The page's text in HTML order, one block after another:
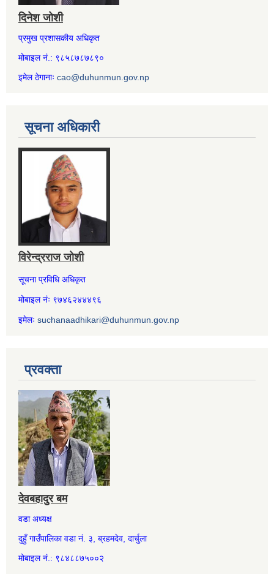
दिनेश जोशी
प्रमुख प्रशासकीय अधिकृत
मोबाइल नं.: ९८५८७८७८९०
इमेल ठेगानाः cao@duhunmun.gov.np
सूचना अधिकारी
विरेन्द्रराज जोशी
सूचना प्रविधि अधिकृत
मोबाइल नंः ९७४६२४४४९६
इमेलः suchanaadhikari@duhunmun.gov.np
प्रवक्ता
देवबहादुर बम
वडा अध्यक्ष
दुहुँ गाउँपालिका वडा नं. ३, ब्रहमदेव, दार्चुला
मोबाइल नं.: ९८४८८७५००२